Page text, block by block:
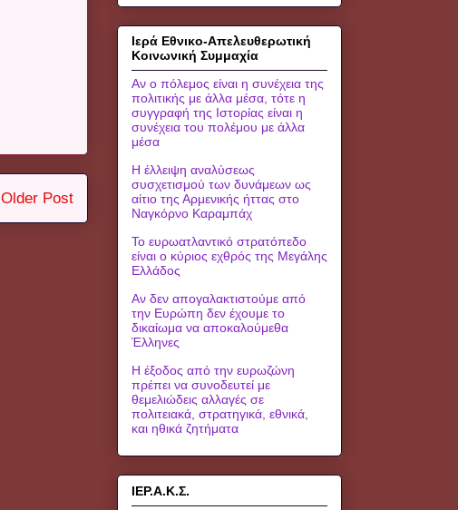
Older Post
Ιερά Εθνικο-Απελευθερωτική
Κοινωνική Συμμαχία
Αν ο πόλεμος είναι η συνέχεια της
πολιτικής με άλλα μέσα, τότε η
συγγραφή της Ιστορίας είναι η
συνέχεια του πολέμου με άλλα
μέσα
Η έλλειψη αναλύσεως
συσχετισμού των δυνάμεων ως
αίτιο της Αρμενικής ήττας στο
Ναγκόρνο Καραμπάχ
Το ευρωατλαντικό στρατόπεδο
είναι ο κύριος εχθρός της Μεγάλης
Ελλάδος
Αν δεν απογαλακτιστούμε από
την Ευρώπη δεν έχουμε το
δικαίωμα να αποκαλούμεθα
Έλληνες
Η έξοδος από την ευρωζώνη
πρέπει να συνοδευτεί με
θεμελιώδεις αλλαγές σε
πολιτειακά, στρατηγικά, εθνικά,
και ηθικά ζητήματα
ΙΕΡ.Α.Κ.Σ.